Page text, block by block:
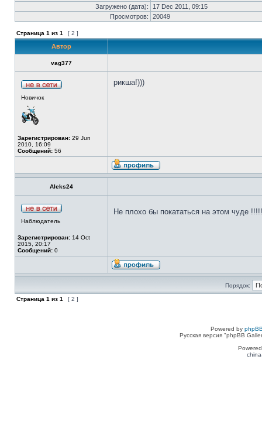
Загружено (дата):
17 Dec 2011, 09:15
Просмотров:
20049
Страница 1 из 1 [ 2 ]
Автор
vag377
Новичок
Зарегистрирован: 29 Jun
2010, 16:09
Сообщений: 56
рикша!)))
Aleks24
Наблюдатель
Зарегистрирован: 14 Oct
2015, 20:17
Сообщений: 0
Не плохо бы покататься на этом чуде
Порядок:
Страница 1 из 1 [ 2 ]
Powered by
Русская версия "phpBB